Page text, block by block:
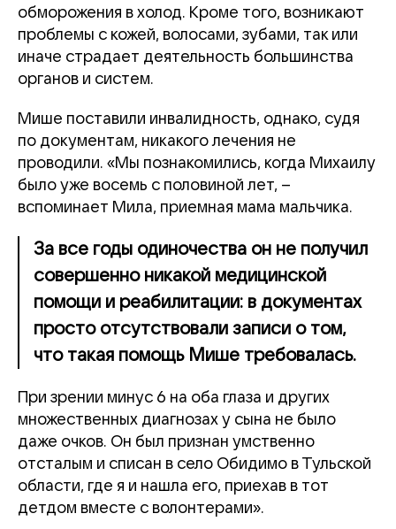
обморожения в холод. Кроме того, возникают
проблемы с кожей, волосами, зубами, так или
иначе страдает деятельность большинства
органов и систем.
Мише поставили инвалидность, однако, судя
по документам, никакого лечения не
проводили. «Мы познакомились, когда Михаилу
было уже восемь с половиной лет, –
вспоминает Мила, приемная мама мальчика.
За все годы одиночества он не получил
совершенно никакой медицинской
помощи и реабилитации: в документах
просто отсутствовали записи о том,
что такая помощь Мише требовалась.
При зрении минус 6 на оба глаза и других
множественных диагнозах у сына не было
даже очков. Он был признан умственно
отсталым и списан в село Обидимо в Тульской
области, где я и нашла его, приехав в тот
детдом вместе с волонтерами».